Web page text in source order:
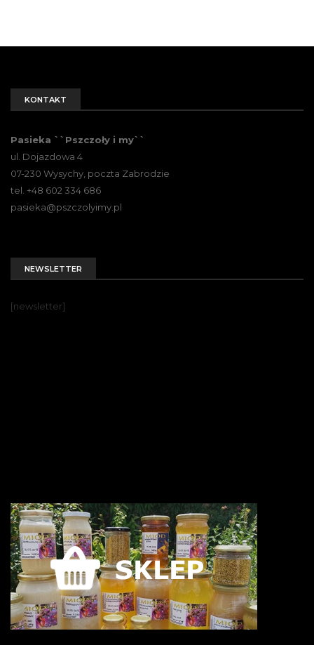
KONTAKT
Pasieka ``Pszczoły i my``
ul. Dojazdowa 4
07-230 Wysychy, poczta Zabrodzie
tel. +48 602 334 686
pasieka@pszczolyimy.pl
NEWSLETTER
[newsletter]